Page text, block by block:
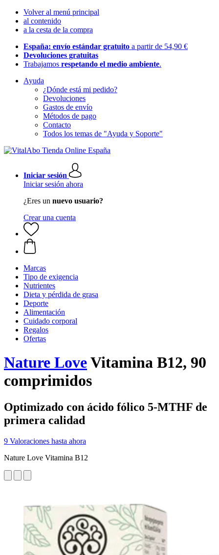
Volver al menú principal
al contenido
a la cesta de la compra
España: envío estándar gratuito a partir de 54,90 €
Devoluciones gratuitas
Trabajamos respetando el medio ambiente.
Ayuda
¿Dónde está mi pedido?
Devoluciones
Gastos de envío
Métodos de pago
Contacto
Todos los temas de "Ayuda y Soporte"
Iniciar sesión
Iniciar sesión ahora
¿Eres un nuevo usuario?
Crear una cuenta
Marcas
Tipo de exigencia
Nutrientes
Dieta y pérdida de grasa
Deporte
Alimentación
Cuidado corporal
Regalos
Ofertas
Nature LoveVitamina B12, 90
comprimidos
Optimizado con ácido fólico 5-MTHF de
primera calidad
9 Valoraciones hasta ahora
Nature Love Vitamina B12